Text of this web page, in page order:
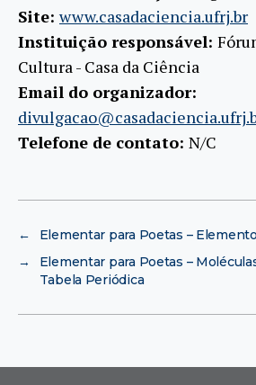
Site:www.casadaciencia.ufrj.br
Instituição responsável:
Cultura - Casa da Ciência
Email do organizador:
Telefone de contato: N/C
←
Elementar para Poetas –
→
Elementar para Poetas –
Tabela Periódica